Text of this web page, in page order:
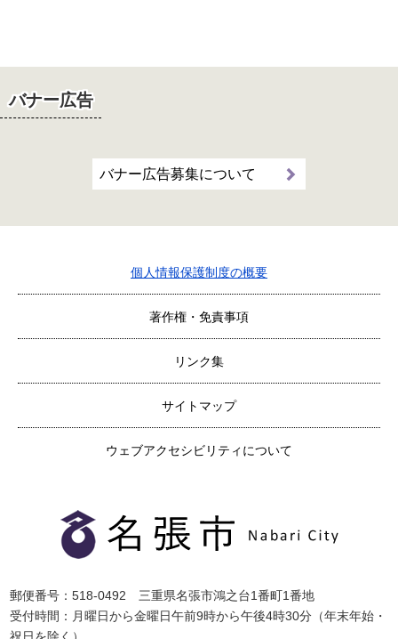
バナー広告
バナー広告募集について
個人情報保護制度の概要
著作権・免責事項
リンク集
サイトマップ
ウェブアクセシビリティについて
郵便番号：518-0492 三重県名張市鴻之台1番町1番地
受付時間：月曜日から金曜日午前9時から午後4時30分（年末年始・